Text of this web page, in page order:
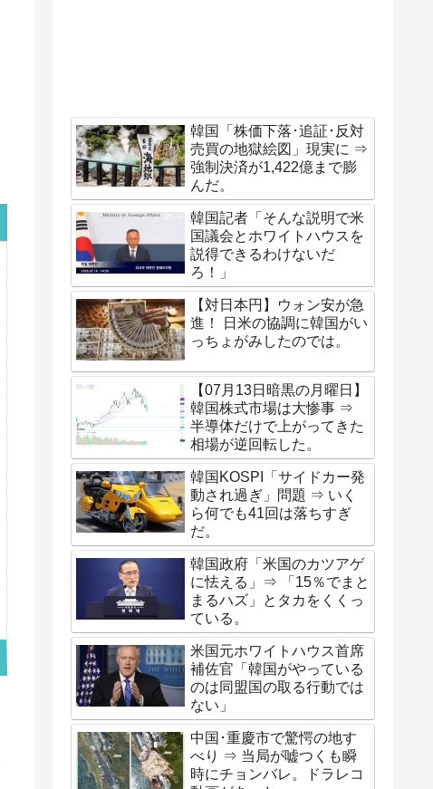
韓国「株価下落･追証･反対
売買の地獄絵図」現実に ⇒
強制決済が1,422億まで膨
んだ。
韓国記者「そんな説明で米
国議会とホワイトハウスを
説得できるわけないだ
ろ！」
【対日本円】ウォン安が急
進！ 日米の協調に韓国がい
っちょがみしたのでは。
【07月13日暗黒の月曜日】
韓国株式市場は大惨事 ⇒
半導体だけで上がってきた
相場が逆回転した。
韓国KOSPI「サイドカー発
動され過ぎ」問題 ⇒ いく
ら何でも41回は落ちすぎ
だ。
韓国政府「米国のカツアゲ
に怯える」⇒ 「15％でまと
まるハズ」とタカをくくっ
ている。
米国元ホワイトハウス首席
補佐官「韓国がやっている
のは同盟国の取る行動では
ない」
中国･重慶市で驚愕の地す
べり ⇒ 当局が嘘つくも瞬
時にチョンバレ。ドラレコ